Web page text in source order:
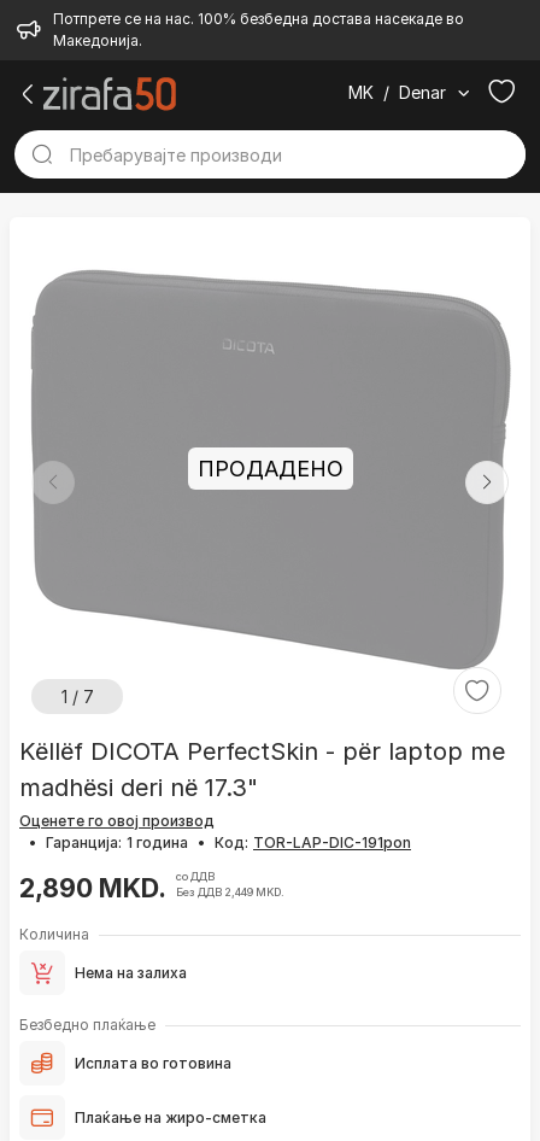
Потпрете се на нас. 100% безбедна достава насекаде во
Македонија.
MK / Denar
1 / 7
ПРОДАДЕНО
Këllëf DICOTA PerfectSkin - për laptop me
madhësi deri në 17.3"
Оценете го овој производ
• Гаранција: 1 година • Код:
2,890 MKD.
со ДДВ
Без ДДВ 2,449 MKD.
Количина
Нема на залиха
Безбедно плаќање
Исплата во готовина
Плаќање на жиро-сметка